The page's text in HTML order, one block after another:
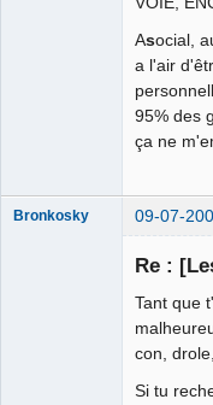
Asocial,
a l'air
95% des
ça ne
Bronkosky 09-07-
Re :
Tant que
con,
Si tu